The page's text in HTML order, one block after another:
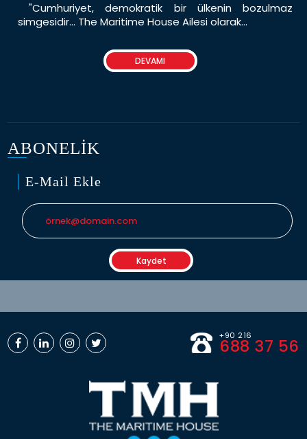
"Cumhuriyet, demokratik bir ülkenin bozulmaz
simgesidir… The Maritime House Ailesi olarak...
DEVAMI
ABONELİK
E-Mail Ekle
+90 216
688 37 56